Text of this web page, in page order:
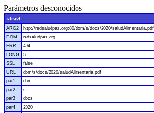
Parámetros desconocidos
struct
ARG2
http://redsaludpaz.org:80/dom/s/docs/2020/saludAlimentaria.pdf
DOM
redsaludpaz.org
ERR
404
LONG
5
SSL
false
URL
dom/s/docs/2020/saludAlimentaria.pdf
par1
dom
par2
s
par3
docs
par4
2020